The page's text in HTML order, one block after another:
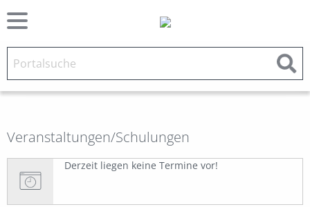
Veranstaltungen/Schulungen
Derzeit liegen keine Termine vor!